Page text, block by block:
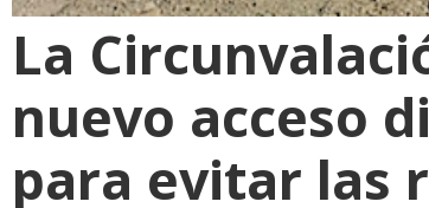
La
nuevo acceso
para evitar las